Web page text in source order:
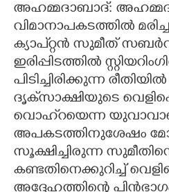
LITERATURE
ZOOM
CONTACT US
അഹമ്മദാബാദ്:
വിമാനാപകടത്തിൽ
ക്യാപ്റ്റൻ സുമീത്
ഇരിപ്പിടത്തിൽ
പിടിച്ചിരിക്കുന്ന
ദൃക്‌സാക്ഷിയുടെ
വൊഹ്‌റയെന്ന
അപകടത്തിനുശേഷം
സൂക്ഷിച്ചിരുന്ന
കണ്ടതിനെക്കുറിച്ച്